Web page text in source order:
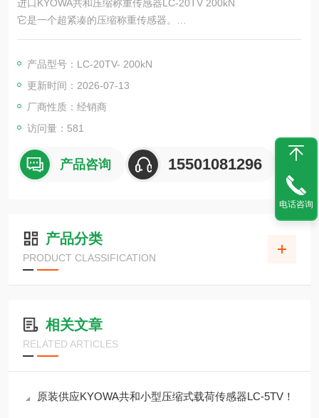
进口KYOWA共和压缩称重传感器LC-20TV 200kN
它是一个超紧凑的压缩称重传感器。
额定容量：10N~2kN
非线性度：&amp;amp;amp;amp;amp;amp;amp;amp;amp;amp;
amp;amp;amp;amp;amp;amp;amp;amp;amp;#177;0.5% RO 以
内
产品型号：LC-20TV- 200kN
更新时间：2026-07-13
厂商性质：经销商
访问量：581
产品咨询 15501081296
产品分类
PRODUCT CLASSIFICATION
相关文章
RELATED ARTICLES
原装供应KYOWA共和小型压缩式载荷传感器LC-5TV！
电话咨询